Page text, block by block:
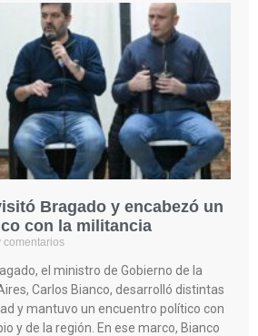
Bragado y encabezó un
con la militancia
comentarios
el ministro de Gobierno de la
Carlos Bianco, desarrolló distintas
y mantuvo un encuentro político con
y de la región. En ese marco, Bianco